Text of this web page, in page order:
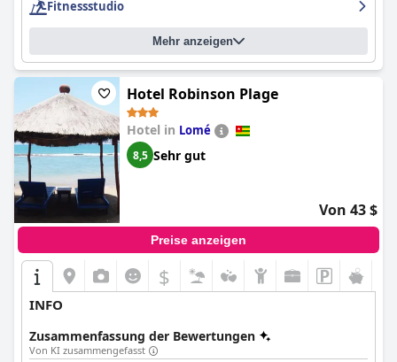
Fitnessstudio
Mehr anzeigen
Hotel Robinson Plage
Hotel in Lomé
8,5 Sehr gut
Von 43 $
Preise anzeigen
$
INFO
Zusammenfassung der Bewertungen
Von KI zusammengefasst